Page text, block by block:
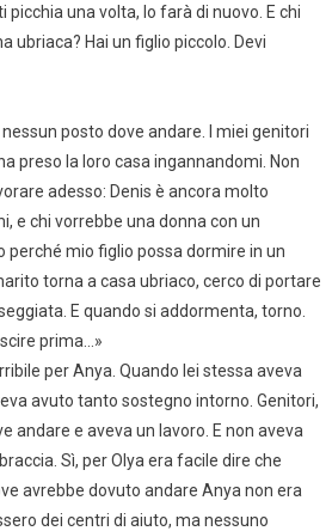
picchia una volta, lo farà di nuovo. E chi
ubriaca? Hai un figlio piccolo. Devi
nessun posto dove andare. I miei genitori
preso la loro casa ingannandomi. Non
adesso: Denis è ancora molto
e chi vorrebbe una donna con un
perché mio figlio possa dormire in un
torna a casa ubriaco, cerco di portare
E quando si addormenta, torno.
prima…»
per Anya. Quando lei stessa aveva
avuto tanto sostegno intorno. Genitori,
andare e aveva un lavoro. E non aveva
Sì, per Olya era facile dire che
avrebbe dovuto andare Anya non era
dei centri di aiuto, ma nessuno